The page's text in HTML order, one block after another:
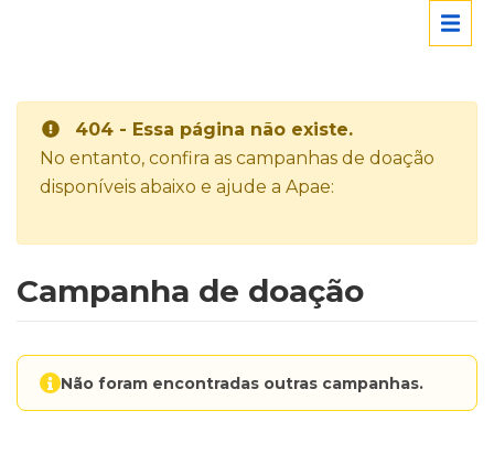
404 - Essa página não existe.
No entanto, confira as campanhas de doação
disponíveis abaixo e ajude a Apae:
Campanha de doação
Não foram encontradas outras campanhas.